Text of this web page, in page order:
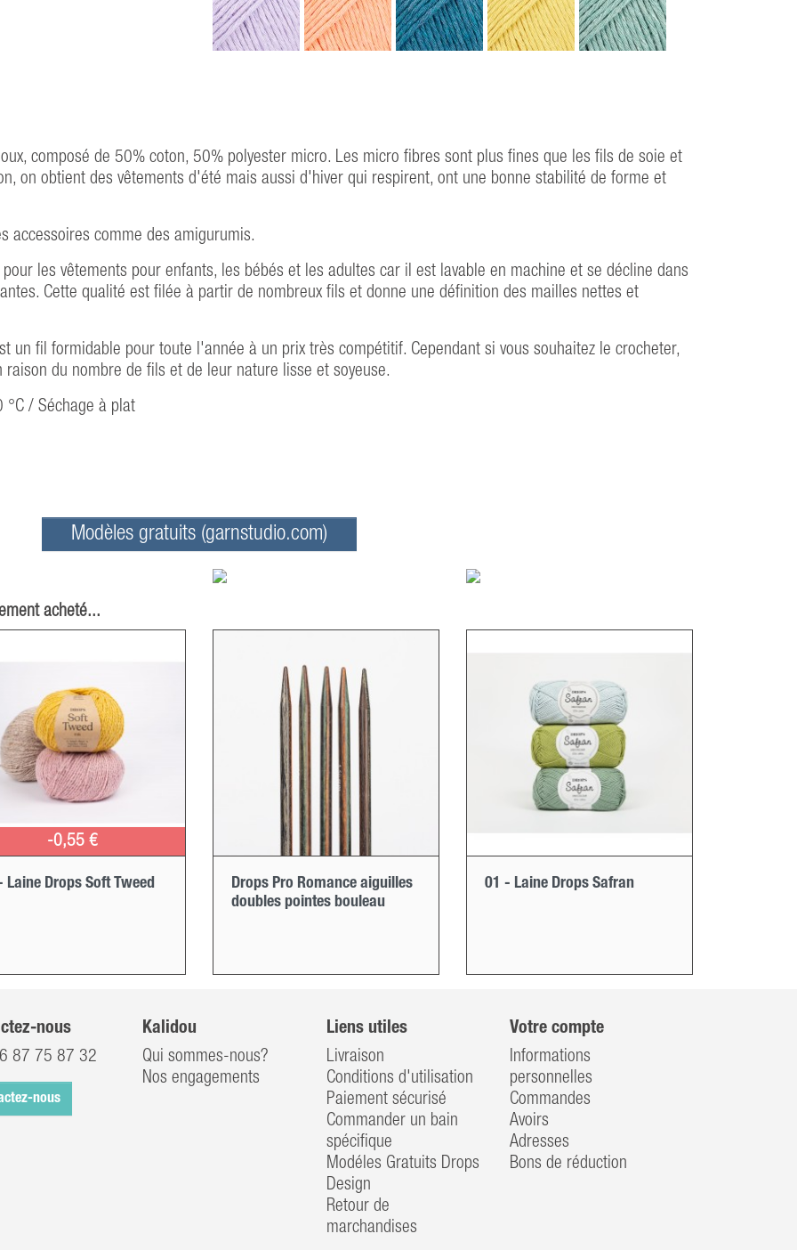
composé de 50% coton, 50% polyester micro. Les micro fibres sont plus fines que les fils de soie et
on obtient des vêtements d'été mais aussi d'hiver qui respirent, ont une bonne stabilité de forme et
accessoires comme des amigurumis.
les vêtements pour enfants, les bébés et les adultes car il est lavable en machine et se décline dans
Cette qualité est filée à partir de nombreux fils et donne une définition des mailles nettes et
un fil formidable pour toute l'année à un prix très compétitif. Cependant si vous souhaitez le crocheter,
du nombre de fils et de leur nature lisse et soyeuse.
°C / Séchage à plat
Modèles gratuits (garnstudio.com)
acheté...
-0,55 €
Laine Drops Soft Tweed
Drops Pro Romance aiguilles
doubles pointes bouleau
01 - Laine Drops Safran
nous
87 75 87 32
nous
Kalidou
Qui sommes-nous?
Nos engagements
Liens utiles
Livraison
Conditions d'utilisation
Paiement sécurisé
Commander un bain
spécifique
Modéles Gratuits Drops
Design
Retour de
marchandises
Votre compte
Informations
personnelles
Commandes
Avoirs
Adresses
Bons de réduction